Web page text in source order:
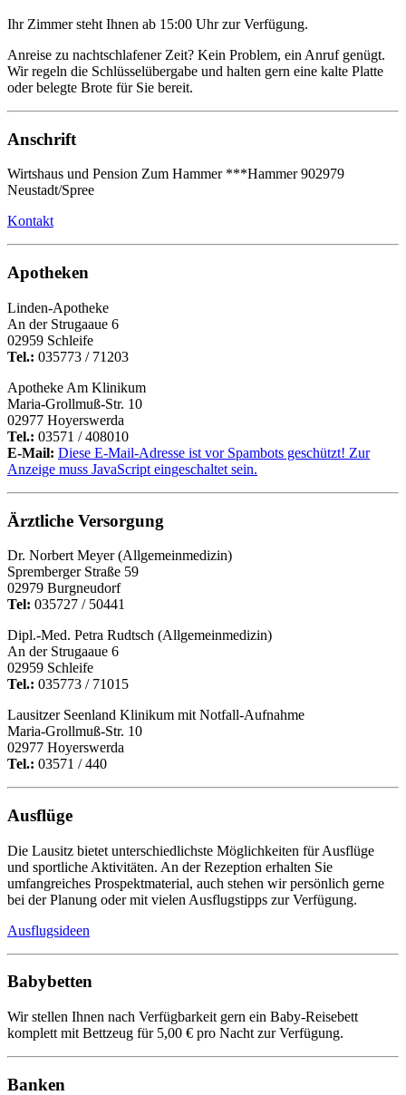
Ihr Zimmer steht Ihnen ab 15:00 Uhr zur Verfügung.
Anreise zu nachtschlafener Zeit? Kein Problem, ein Anruf genügt.
Wir regeln die Schlüsselübergabe und halten gern eine kalte Platte
oder belegte Brote für Sie bereit.
Anschrift
Wirtshaus und Pension Zum Hammer ***Hammer 902979
Neustadt/Spree
Kontakt
Apotheken
Linden-Apotheke
An der Strugaaue 6
02959 Schleife
Tel.: 035773 / 71203
Apotheke Am Klinikum
Maria-Grollmuß-Str. 10
02977 Hoyerswerda
Tel.: 03571 / 408010
E-Mail: Diese E-Mail-Adresse ist vor Spambots geschützt! Zur
Anzeige muss JavaScript eingeschaltet sein.
Ärztliche Versorgung
Dr. Norbert Meyer (Allgemeinmedizin)
Spremberger Straße 59
02979 Burgneudorf
Tel: 035727 / 50441
Dipl.-Med. Petra Rudtsch (Allgemeinmedizin)
An der Strugaaue 6
02959 Schleife
Tel.: 035773 / 71015
Lausitzer Seenland Klinikum mit Notfall-Aufnahme
Maria-Grollmuß-Str. 10
02977 Hoyerswerda
Tel.: 03571 / 440
Ausflüge
Die Lausitz bietet unterschiedlichste Möglichkeiten für Ausflüge
und sportliche Aktivitäten. An der Rezeption erhalten Sie
umfangreiches Prospektmaterial, auch stehen wir persönlich gerne
bei der Planung oder mit vielen Ausflugstipps zur Verfügung.
Ausflugsideen
Babybetten
Wir stellen Ihnen nach Verfügbarkeit gern ein Baby-Reisebett
komplett mit Bettzeug für 5,00 € pro Nacht zur Verfügung.
Banken